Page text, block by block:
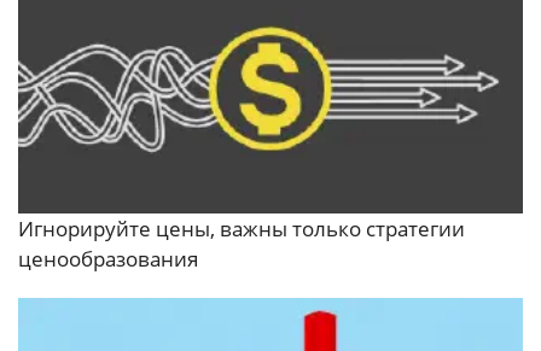
Игнорируйте цены, важны только стратегии
ценообразования